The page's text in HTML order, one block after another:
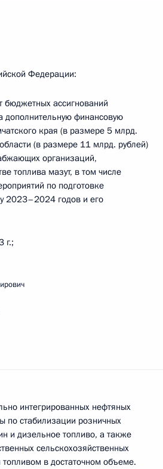
Федерации:
бюджетных ассигнований
дополнительную финансовую
края (в размере 5 млрд.
(в размере 11 млрд. рублей)
организаций,
топлива мазут, в том числе
по подготовке
2023–2024 годов и его
г.;
интегрированных нефтяных
по стабилизации розничных
и дизельное топливо, а также
сельскохозяйственных
в достаточном объеме.